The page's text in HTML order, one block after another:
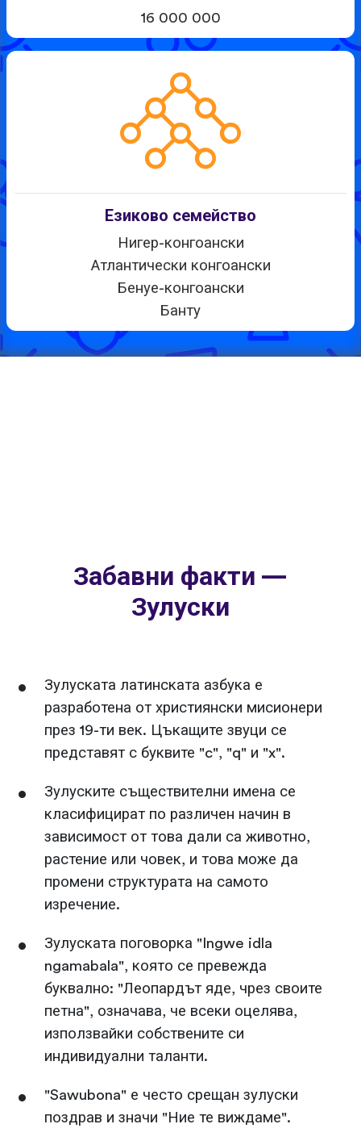
16 000 000
Езиково семейство
Нигер-конгоански
Атлантически конгоански
Бенуе-конгоански
Банту
Забавни факти —
Зулуски
Зулуската латинската азбука е
разработена от християнски мисионери
през 19-ти век. Цъкащите звуци се
представят с буквите "c", "q" и "x".
Зулуските съществителни имена се
класифицират по различен начин в
зависимост от това дали са животно,
растение или човек, и това може да
промени структурата на самото
изречение.
Зулуската поговорка "Ingwe idla
ngamabala", която се превежда
буквално: "Леопардът яде, чрез своите
петна", означава, че всеки оцелява,
използвайки собствените си
индивидуални таланти.
"Sawubona" е често срещан зулуски
поздрав и значи "Ние те виждаме".